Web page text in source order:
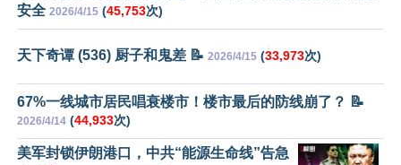
安全 2026/4/15 (45,753次)
天下奇谭 (536) 厨子和鬼差 📝 2026/4/15 (33,973次)
67%一线城市居民唱衰楼市！楼市最后的防线崩了？ 📝
2026/4/14 (44,933次)
美军封锁伊朗港口，中共“能源生命线”告急